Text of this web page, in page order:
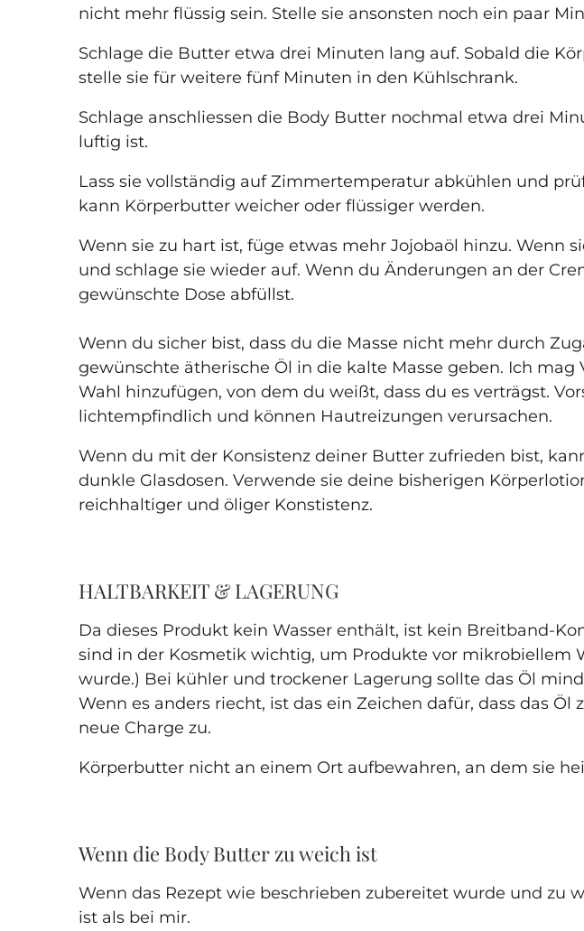
nicht mehr flüssig sein. Stelle sie ansonsten noch ein paar
Schlage die Butter etwa drei Minuten lang auf. Sobald die
stelle sie für weitere fünf Minuten in den Kühlschrank.
Schlage anschliessen die Body Butter nochmal etwa drei
luftig ist.
Lass sie vollständig auf Zimmertemperatur abkühlen und
kann Körperbutter weicher oder flüssiger werden.
Wenn sie zu hart ist, füge etwas mehr Jojobaöl hinzu. Wenn
und schlage sie wieder auf. Wenn du Änderungen an der
gewünschte Dose abfüllst.
Wenn du sicher bist, dass du die Masse nicht mehr durch
gewünschte ätherische Öl in die kalte Masse geben. Ich
Wahl hinzufügen, von dem du weißt, dass du es verträgst.
lichtempfindlich und können Hautreizungen verursachen.
Wenn du mit der Konsistenz deiner Butter zufrieden bist,
dunkle Glasdosen. Verwende sie deine bisherigen
reichhaltiger und öliger Konstistenz.
HALTBARKEIT & LAGERUNG
Da dieses Produkt kein Wasser enthält, ist kein Breitband-
sind in der Kosmetik wichtig, um Produkte vor mikrobiellem
wurde.) Bei kühler und trockener Lagerung sollte das Öl
Wenn es anders riecht, ist das ein Zeichen dafür, dass das
neue Charge zu.
Körperbutter nicht an einem Ort aufbewahren, an dem sie
Wenn die Body Butter zu weich ist
Wenn das Rezept wie beschrieben zubereitet wurde und zu
ist als bei mir.